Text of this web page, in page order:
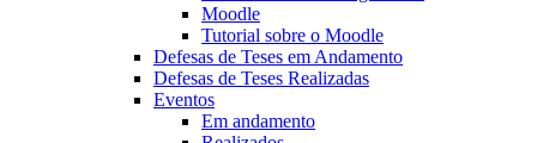
Moodle
Tutorial sobre o Moodle
Defesas de Teses em Andamento
Defesas de Teses Realizadas
Eventos
Em andamento